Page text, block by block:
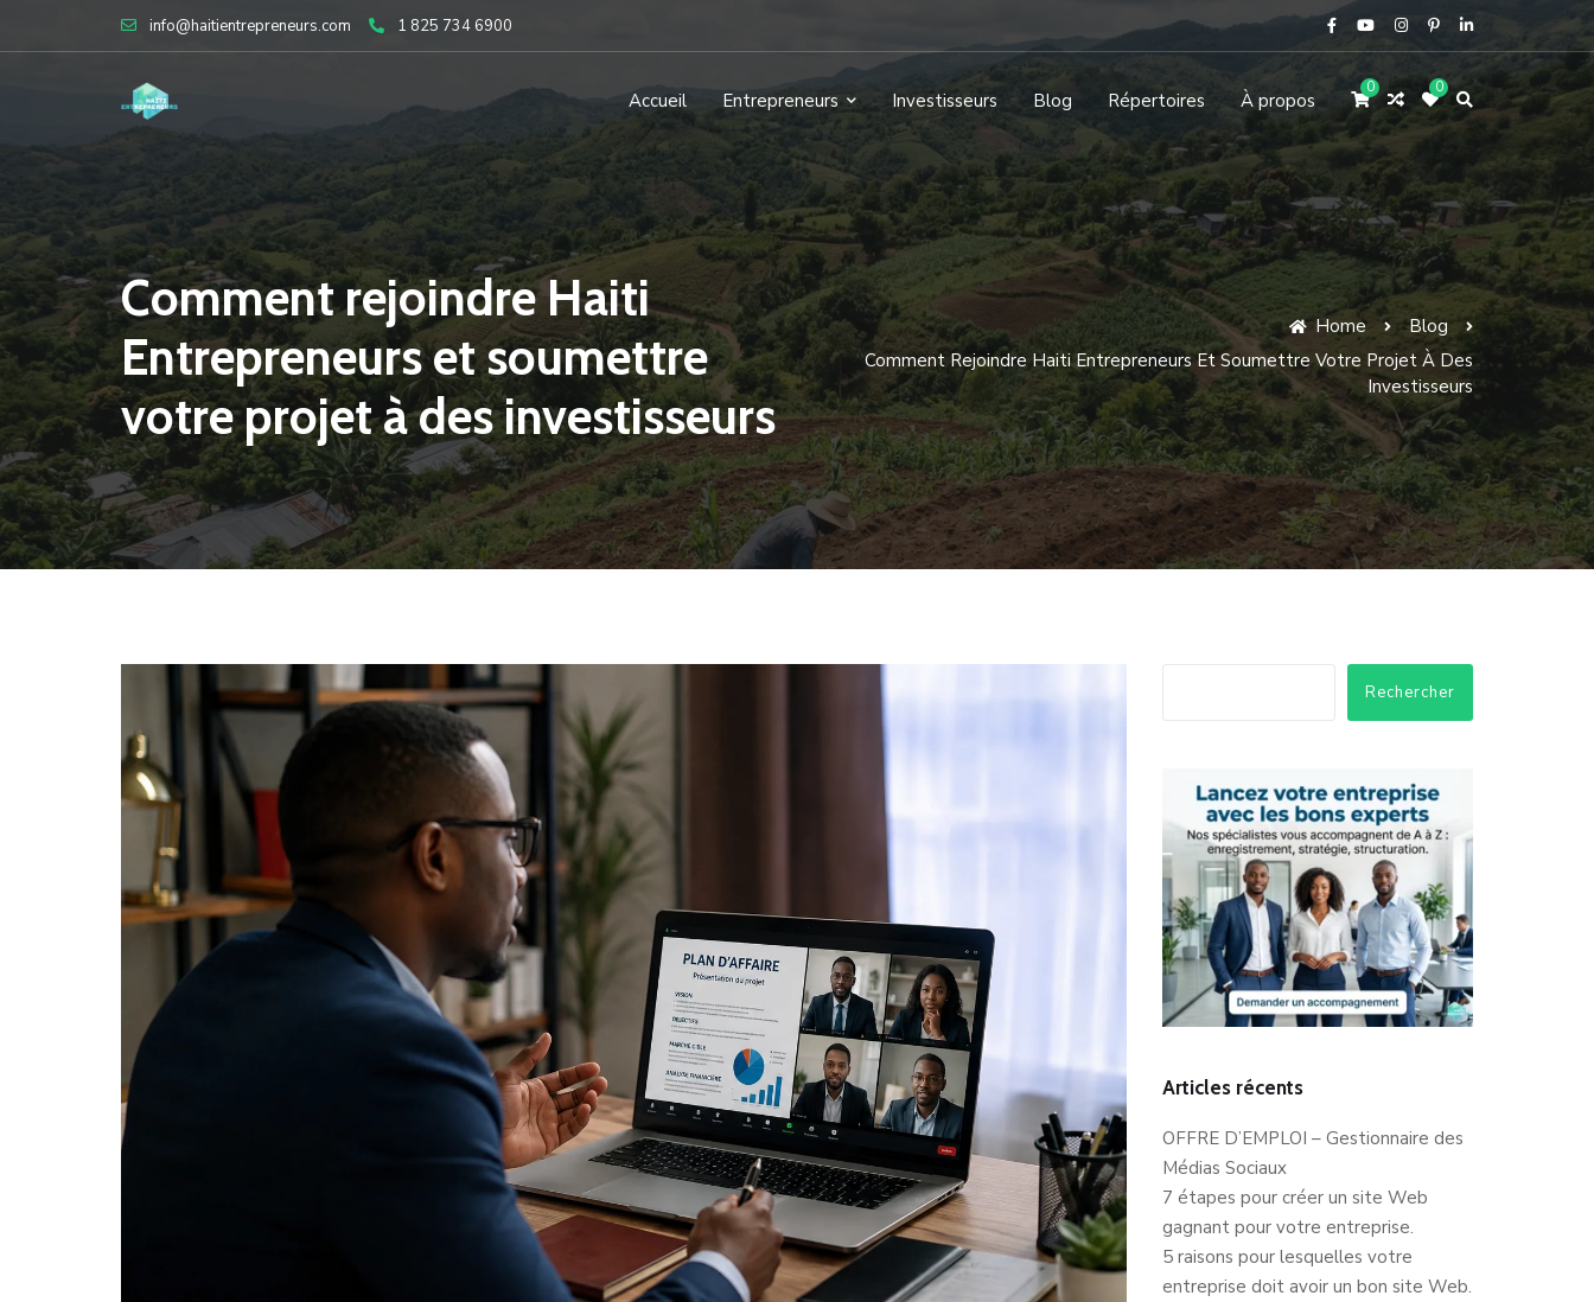
info@haitientrepreneurs.com 1 825 734 6900
Accueil Entrepreneurs Investisseurs Blog Répertoires À propos
0 0
Comment rejoindre Haiti
Entrepreneurs et soumettre
votre projet à des investisseurs
Home
Blog
Comment Rejoindre Haiti Entrepreneurs Et Soumettre Votre Projet À Des
Investisseurs
Rechercher
Articles récents
OFFRE D’EMPLOI – Gestionnaire des
Médias Sociaux
7 étapes pour créer un site Web
gagnant pour votre entreprise.
5 raisons pour lesquelles votre
entreprise doit avoir un bon site Web.